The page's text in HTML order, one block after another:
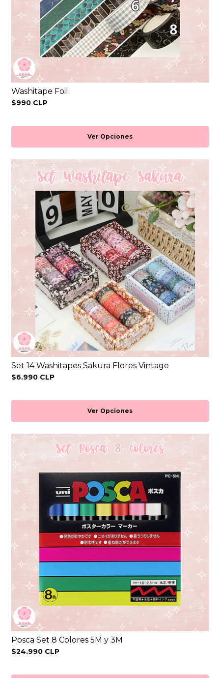
Washitape Foil
$990 CLP
Ver Opciones
Set 14 Washitapes Sakura Flores Vintage
$6.990 CLP
Ver Opciones
Posca Set 8 Colores 5M y 3M
$24.990 CLP